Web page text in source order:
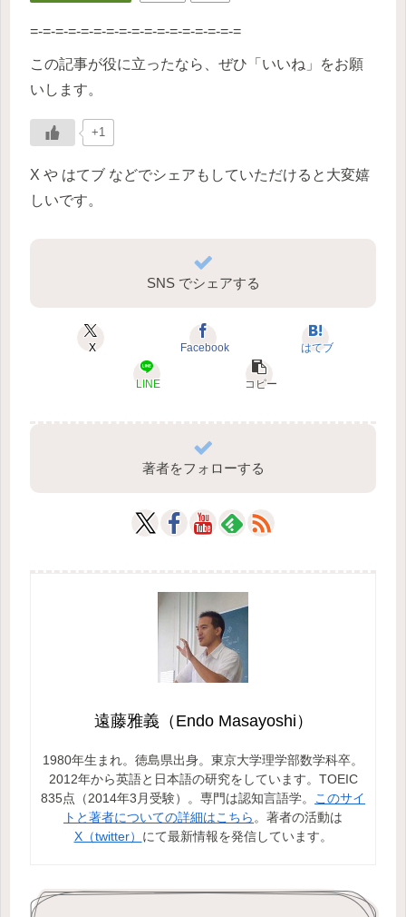
=-=-=-=-=-=-=-=-=-=-=-=-=-=-=-=-=
この記事が役に立ったなら、ぜひ「いいね」をお願
いします。
+1
X や はてブ などでシェアもしていただけると大変嬉
しいです。
SNS でシェアする
X Facebook はてブ
LINE コピー
著者をフォローする
遠藤雅義（Endo Masayoshi）
1980年生まれ。徳島県出身。東京大学理学部数学科卒。
2012年から英語と日本語の研究をしています。TOEIC
835点（2014年3月受験）。専門は認知言語学。 このサイ
トと著者についての詳細はこちら。著者の活動は
X（twitter） にて最新情報を発信しています。